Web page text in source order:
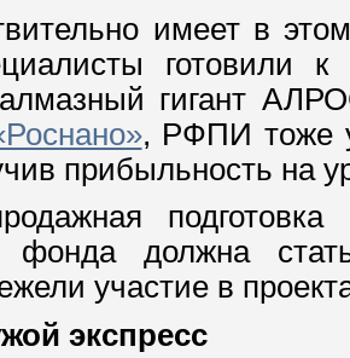
имеет в
готовили
алмазный гигант
, РФПИ тоже
прибыльность на
фонда должна
участие в
экспресс